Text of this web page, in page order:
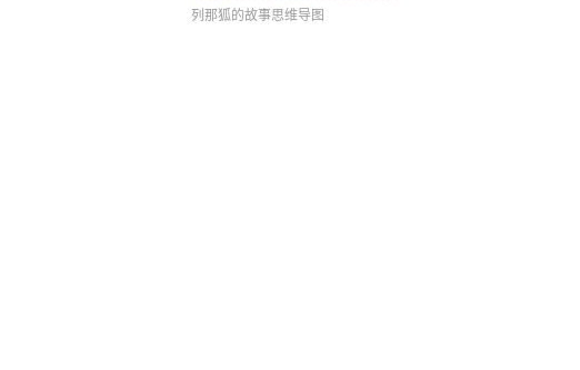
列那狐的故事思维导图